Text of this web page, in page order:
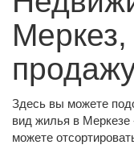
Здесь вы можете
вид жилья в
можете